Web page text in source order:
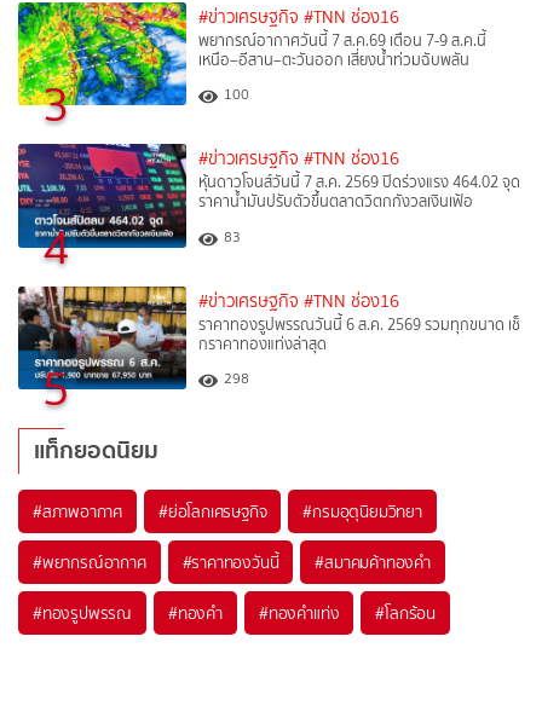
3
#ข่าวเศรษฐกิจ #TNN ช่อง16
พยากรณ์อากาศวันนี้ 7 ส.ค.69 เตือน 7-9 ส.ค.นี้
เหนือ–อีสาน–ตะวันออก เสี่ยงน้ำท่วมฉับพลัน
100
4
#ข่าวเศรษฐกิจ #TNN ช่อง16
หุ้นดาวโจนส์วันนี้ 7 ส.ค. 2569 ปิดร่วงแรง 464.02 จุด
ราคาน้ำมันปรับตัวขึ้นตลาดวิตกกังวลเงินเฟ้อ
83
5
#ข่าวเศรษฐกิจ #TNN ช่อง16
ราคาทองรูปพรรณวันนี้ 6 ส.ค. 2569 รวมทุกขนาด เช็
กราคาทองแท่งล่าสุด
298
แท็กยอดนิยม
#สภาพอากาศ #ย่อโลกเศรษฐกิจ #กรมอุตุนิยมวิทยา
#พยากรณ์อากาศ #ราคาทองวันนี้ #สมาคมค้าทองคำ
#ทองรูปพรรณ #ทองคำ #ทองคำแท่ง #โลกร้อน